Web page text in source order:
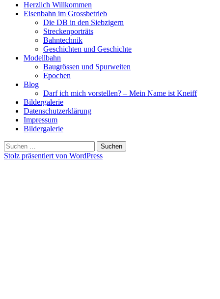
Herzlich Willkommen
Eisenbahn im Grossbetrieb
Die DB in den Siebzigern
Streckenporträts
Bahntechnik
Geschichten und Geschichte
Modellbahn
Baugrössen und Spurweiten
Epochen
Blog
Darf ich mich vorstellen? – Mein Name ist Kneiff
Bildergalerie
Datenschutzerklärung
Impressum
Bildergalerie
Suchen
nach:
Stolz präsentiert von WordPress